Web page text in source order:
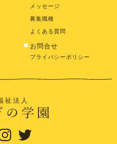
メッセージ
募集職種
よくある質問
お問合せ
プライバシーポリシー
祉法人